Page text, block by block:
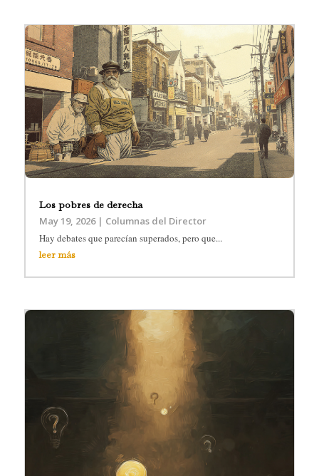
Los pobres de derecha
May 19, 2026| Columnas del Director
Hay debates que parecían superados, pero que...
leer más